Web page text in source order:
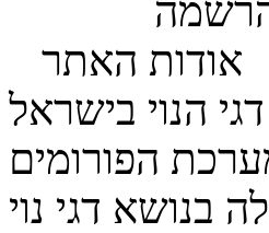
אודות האתר
הפורומים